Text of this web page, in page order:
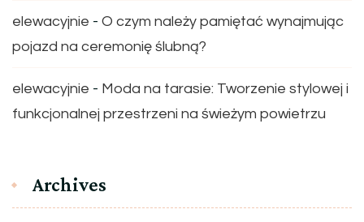
elewacyjnie - O czym należy pamiętać wynajmując
pojazd na ceremonię ślubną?
elewacyjnie - Moda na tarasie: Tworzenie stylowej i
funkcjonalnej przestrzeni na świeżym powietrzu
Archives